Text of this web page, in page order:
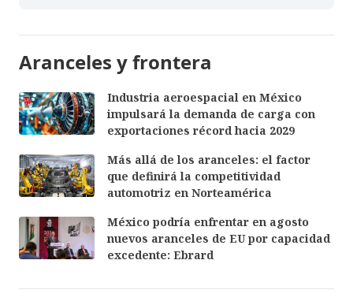
Aranceles y frontera
Industria aeroespacial en México
impulsará la demanda de carga con
exportaciones récord hacia 2029
Más allá de los aranceles: el factor
que definirá la competitividad
automotriz en Norteamérica
México podría enfrentar en agosto
nuevos aranceles de EU por capacidad
excedente: Ebrard